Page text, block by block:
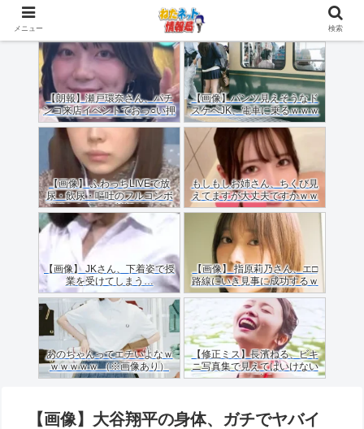
【朗報】瀬戸環奈さん、パチ
ンコ来店イベントでおっ○い押
しつけてくれる（画像あり）
【画像】パンツ見えそうなド
スケベJK、電車に乗るｗｗｗ
ｗｗｗｗｗｗｗｗｗｗｗｗ
【画像】 ふわっちLIVEで放
尿・飲尿・嘔吐のフルコンボ
配信した女のご尊顔がこちら
ｗｗｗｗ
もしもしお姉さん、ちくび見
えてますが大丈夫ですかｗｗ
ｗｗｗｗ
【画像】 JKさん、下着姿で授
業を受けてしまう…
【画像】 指原莉乃さん、エ□
路線にいき見事に成功するｗ
ｗｗ
あのちゃんってエチいよなｗ
ｗｗｗｗｗ （※画像あり）
【修正ミス】長濱ねる、ビキ
ニ写真集で見えてはいけない
ものが映る…
【画像】大谷翔平の身体、ガチでヤバイ
メニュー 検索